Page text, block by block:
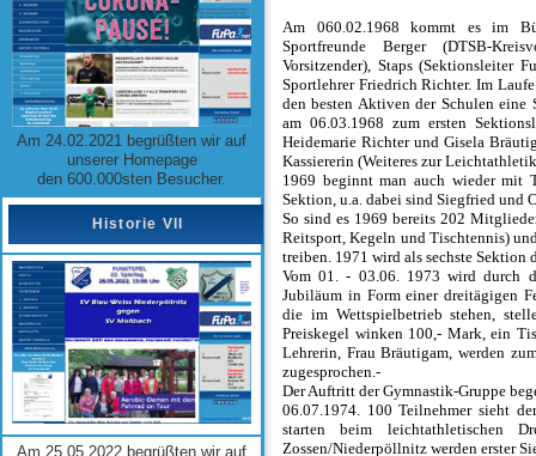
Am 24.02.2021 begrüßten wir auf
unserer Homepage
den 600.000sten Besucher.
Historie VII
Am 25.05.2022 begrüßten wir auf
Am 060.02.1968 kommt es im
Sportfreunde Berger (DTSB-
Vorsitzender), Staps (Sektionsleiter
Sportlehrer Friedrich Richter. Im
den besten Aktiven der Schulen
am 06.03.1968 zum ersten
Heidemarie Richter und Gisela
Kassiererin (Weiteres zur
1969 beginnt man auch wieder mit
Sektion, u.a. dabei sind Siegfried und
So sind es 1969 bereits 202
Reitsport, Kegeln und Tischtennis)
treiben. 1971 wird als sechste Sektion
Vom 01. - 03.06. 1973 wird durch
Jubiläum in Form einer dreitägigen
die im Wettspielbetrieb stehen,
Preiskegel winken 100,- Mark, ein
Lehrerin, Frau Bräutigam, werden
zugesprochen.-
Der Auftritt der Gymnastik-Gruppe
06.07.1974. 100 Teilnehmer sieht
starten beim leichtathletischen
Zossen/Niederpöllnitz werden erster